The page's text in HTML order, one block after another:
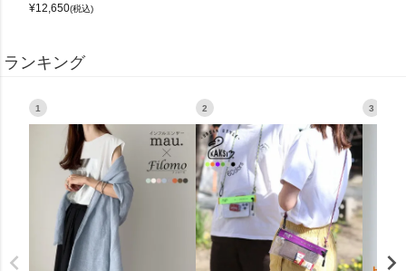
¥12,650(税込)
ランキング
1 2 3